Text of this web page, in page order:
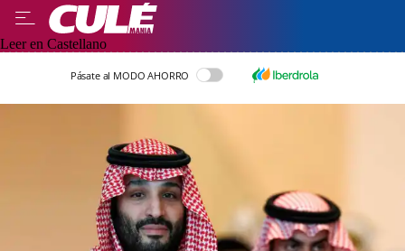
Leer en Castellano
Pásate al MODO AHORRO